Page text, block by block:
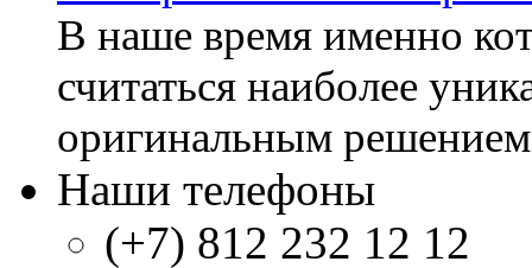
В наше время именно
считаться наиболее
оригинальным
Наши телефоны
(+7) 812 232 12 12